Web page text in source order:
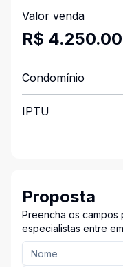
Valor venda
R$
Condomínio
IPTU
Proposta
Preencha os campos
especialistas entre